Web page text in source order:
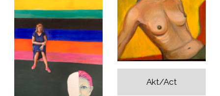
Akt/Act